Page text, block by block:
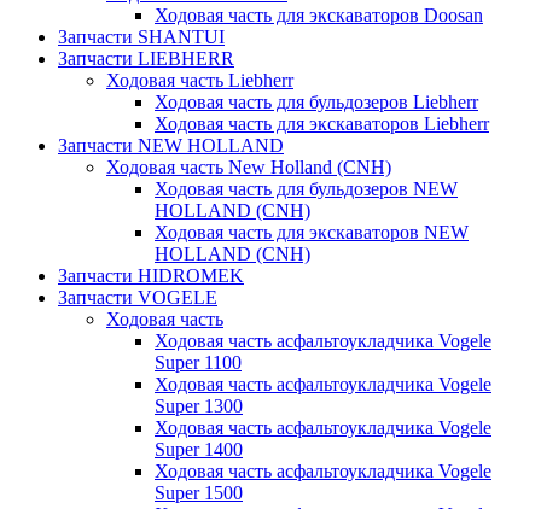
Ходовая часть для экскаваторов Doosan
Запчасти SHANTUI
Запчасти LIEBHERR
Ходовая часть Liebherr
Ходовая часть для бульдозеров Liebherr
Ходовая часть для экскаваторов Liebherr
Запчасти NEW HOLLAND
Ходовая часть New Holland (CNH)
Ходовая часть для бульдозеров NEW
HOLLAND (CNH)
Ходовая часть для экскаваторов NEW
HOLLAND (CNH)
Запчасти HIDROMEK
Запчасти VOGELE
Ходовая часть
Ходовая часть асфальтоукладчика Vogele
Super 1100
Ходовая часть асфальтоукладчика Vogele
Super 1300
Ходовая часть асфальтоукладчика Vogele
Super 1400
Ходовая часть асфальтоукладчика Vogele
Super 1500